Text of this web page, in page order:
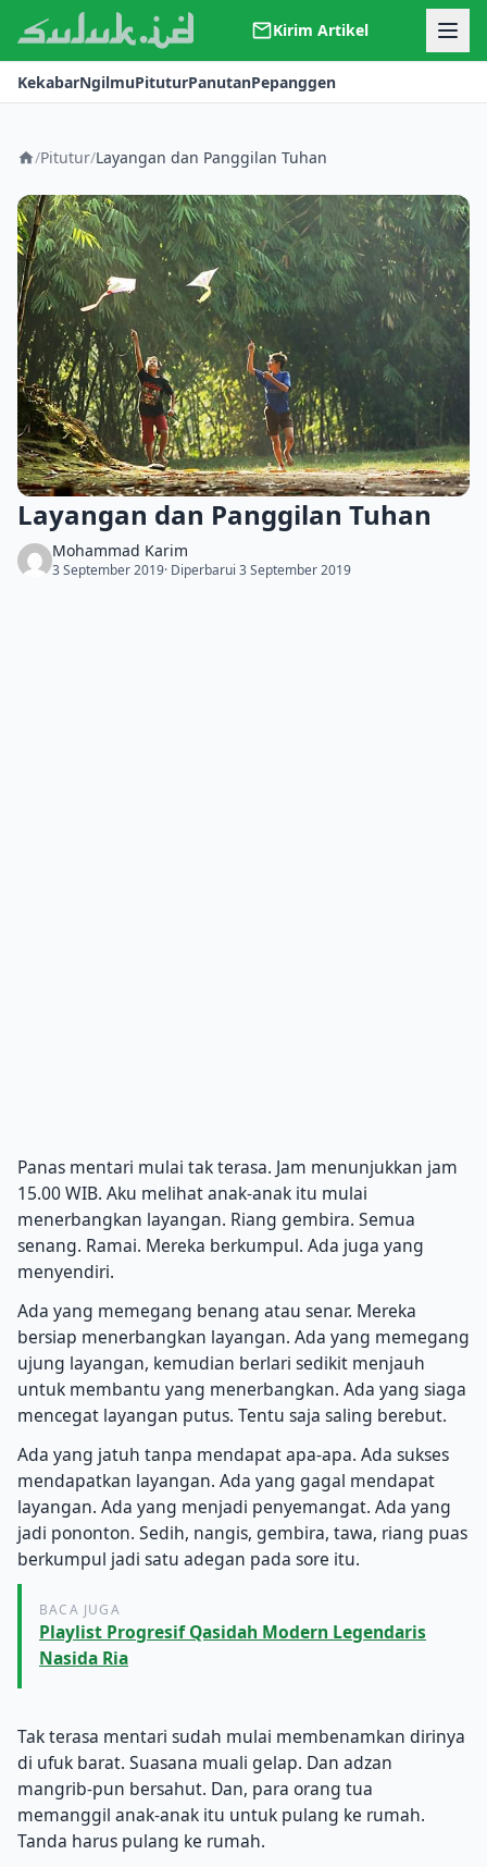
Kirim Artikel
Kerjasama
Kontak
KekabarNgilmuPituturPanutanPepanggen
/Pitutur/Layangan dan Panggilan Tuhan
Layangan dan Panggilan Tuhan
Mohammad Karim
3 September 2019· Diperbarui 3 September 2019
Panas mentari mulai tak terasa. Jam menunjukkan jam
15.00 WIB. Aku melihat anak-anak itu mulai
menerbangkan layangan. Riang gembira. Semua
senang. Ramai. Mereka berkumpul. Ada juga yang
menyendiri.
Ada yang memegang benang atau senar. Mereka
bersiap menerbangkan layangan. Ada yang memegang
ujung layangan, kemudian berlari sedikit menjauh
untuk membantu yang menerbangkan. Ada yang siaga
mencegat layangan putus. Tentu saja saling berebut.
Ada yang jatuh tanpa mendapat apa-apa. Ada sukses
mendapatkan layangan. Ada yang gagal mendapat
layangan. Ada yang menjadi penyemangat. Ada yang
jadi pononton. Sedih, nangis, gembira, tawa, riang puas
berkumpul jadi satu adegan pada sore itu.
BACA JUGA
Playlist Progresif Qasidah Modern Legendaris
Nasida Ria
Tak terasa mentari sudah mulai membenamkan dirinya
di ufuk barat. Suasana muali gelap. Dan adzan
mangrib-pun bersahut. Dan, para orang tua
memanggil anak-anak itu untuk pulang ke rumah.
Tanda harus pulang ke rumah.